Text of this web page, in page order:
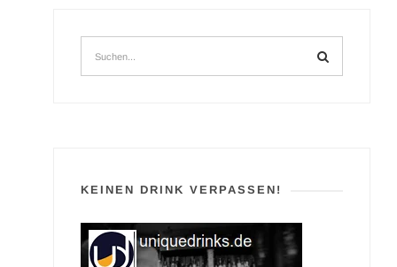
KEINEN DRINK VERPASSEN!